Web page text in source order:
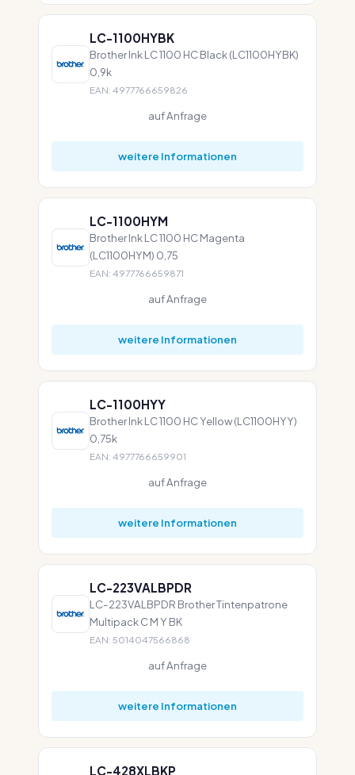
LC-1100HYBK
Brother Ink LC 1100 HC Black (LC1100HYBK)
0,9k
EAN: 4977766659826
auf Anfrage
weitere Informationen
LC-1100HYM
Brother Ink LC 1100 HC Magenta
(LC1100HYM) 0,75
EAN: 4977766659871
auf Anfrage
weitere Informationen
LC-1100HYY
Brother Ink LC 1100 HC Yellow (LC1100HYY)
0,75k
EAN: 4977766659901
auf Anfrage
weitere Informationen
LC-223VALBPDR
LC-223VALBPDR Brother Tintenpatrone
Multipack C M Y BK
EAN: 5014047566868
auf Anfrage
weitere Informationen
LC-428XLBKP